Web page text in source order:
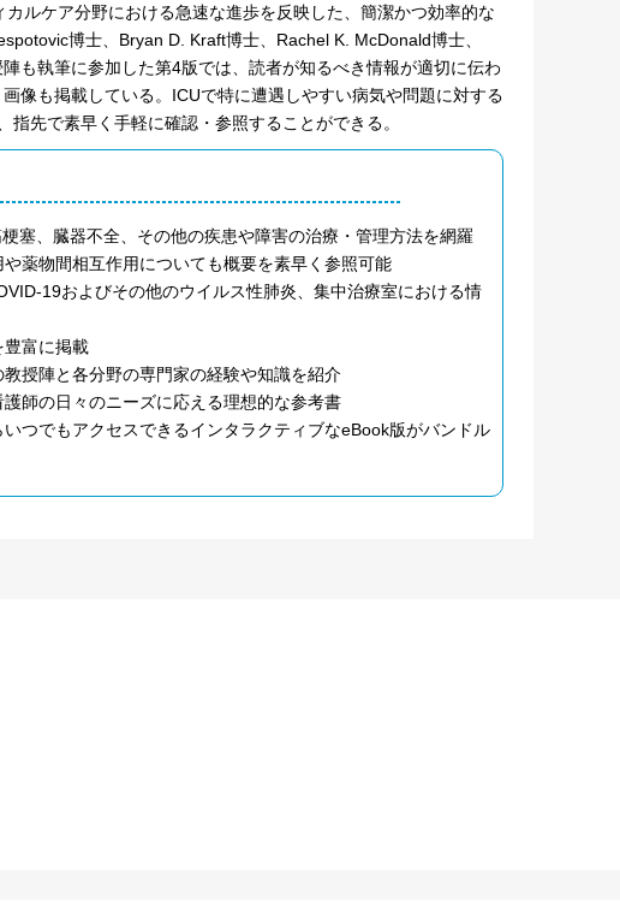
ルケア分野における急速な進歩を反映した、簡潔かつ効率的な
博士、Bryan D. Kraft博士、Rachel K. McDonald博士、
も執筆に参加した第4版では、読者が知るべき情報が適切に伝わ
像も掲載している。ICUで特に遭遇しやすい病気や問題に対する
先で素早く手軽に確認・参照することができる。
塞、臓器不全、その他の疾患や障害の治療・管理方法を網羅
薬物間相互作用についても概要を素早く参照可能
19およびその他のウイルス性肺炎、集中治療室における情
豊富に掲載
授陣と各分野の専門家の経験や知識を紹介
師の日々のニーズに応える理想的な参考書
つでもアクセスできるインタラクティブなeBook版がバンドル